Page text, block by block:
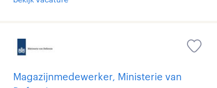
Magazijnmedewerker, Ministerie van